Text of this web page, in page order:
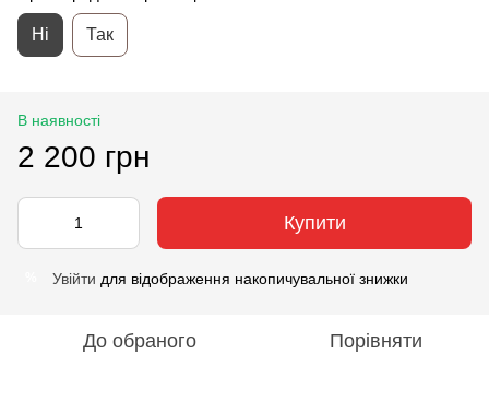
Ні Так
В наявності
2 200 грн
Купити
Увійти для відображення накопичувальної знижки
До обраного Порівняти